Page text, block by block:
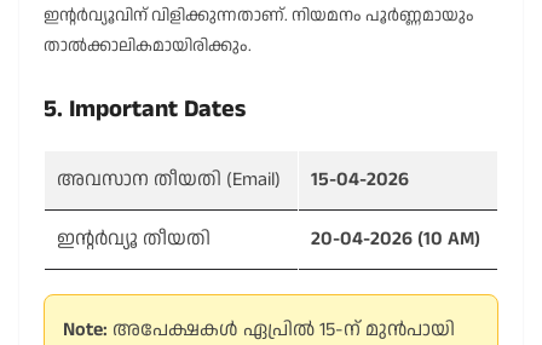
ഇന്റർവ്യൂവിന് വിളിക്കുന്നതാണ്. നിയമനം പൂർണ്ണമായും
താൽക്കാലികമായിരിക്കും.
5. Important Dates
അവസാന തീയതി (Email) 15-04-2026
ഇന്റർവ്യൂ തീയതി 20-04-2026 (10 AM)
Note: അപേക്ഷകൾ ഏപ്രിൽ 15-ന് മുൻപായി